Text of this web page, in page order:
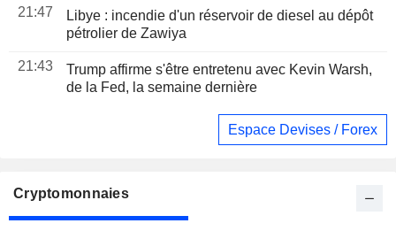
21:47
Libye : incendie d'un réservoir de diesel au dépôt
pétrolier de Zawiya
21:43
Trump affirme s'être entretenu avec Kevin Warsh,
de la Fed, la semaine dernière
Espace Devises / Forex
Cryptomonnaies